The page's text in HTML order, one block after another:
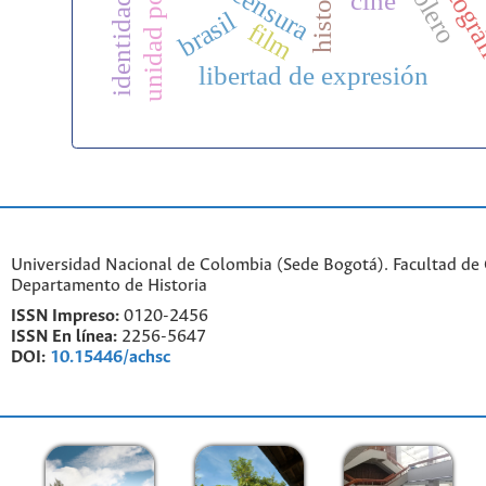
film
libertad de expresión
brasil
Universidad Nacional de Colombia (Sede Bogotá). Facultad de
Departamento de Historia
ISSN Impreso: 0120-2456
ISSN En línea: 2256-5647
DOI: 10.15446/achsc